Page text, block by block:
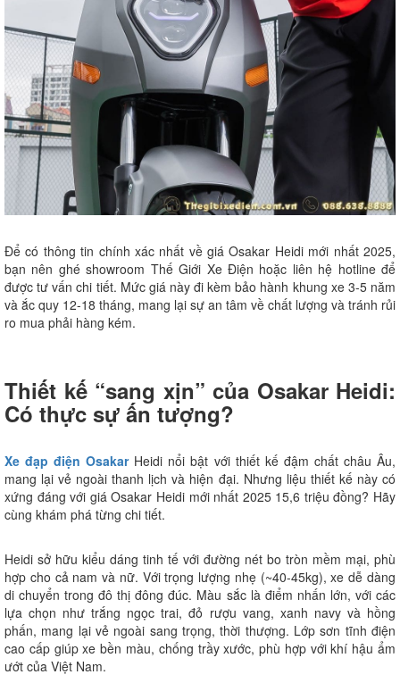
Để có thông tin chính xác nhất về giá Osakar Heidi mới nhất 2025,
bạn nên ghé showroom Thế Giới Xe Điện hoặc liên hệ hotline để
được tư vấn chi tiết. Mức giá này đi kèm bảo hành khung xe 3-5 năm
và ắc quy 12-18 tháng, mang lại sự an tâm về chất lượng và tránh rủi
ro mua phải hàng kém.
Thiết kế “sang xịn” của Osakar Heidi:
Có thực sự ấn tượng?
Xe đạp điện OsakarHeidi nổi bật với thiết kế đậm chất châu Âu,
mang lại vẻ ngoài thanh lịch và hiện đại. Nhưng liệu thiết kế này có
xứng đáng với giá Osakar Heidi mới nhất 2025 15,6 triệu đồng? Hãy
cùng khám phá từng chi tiết.
Heidi sở hữu kiểu dáng tinh tế với đường nét bo tròn mềm mại, phù
hợp cho cả nam và nữ. Với trọng lượng nhẹ (~40-45kg), xe dễ dàng
di chuyển trong đô thị đông đúc. Màu sắc là điểm nhấn lớn, với các
lựa chọn như trắng ngọc trai, đỏ rượu vang, xanh navy và hồng
phấn, mang lại vẻ ngoài sang trọng, thời thượng. Lớp sơn tĩnh điện
cao cấp giúp xe bền màu, chống trầy xước, phù hợp với khí hậu ẩm
ướt của Việt Nam.